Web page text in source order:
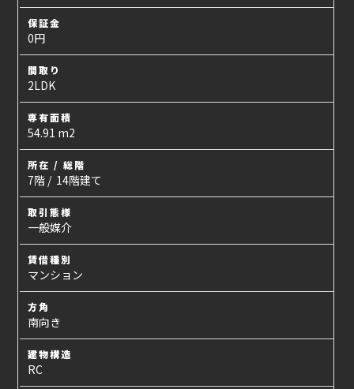
保証金
0円
間取り
2LDK
専有面積
54.91 m2
所在 / 総階
7階 / 14階建て
取引態様
一般媒介
賃借種別
マンション
方角
南向き
建物構造
RC